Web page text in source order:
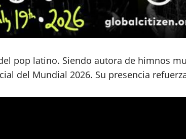
pop latino. Siendo autora de himnos
del Mundial 2026. Su presencia